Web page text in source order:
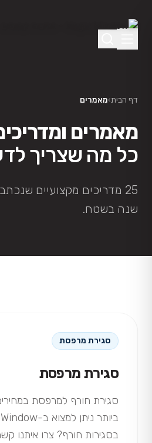
דף הבית›מאמרים
מאמרים
כל מה שצריך
שנה בשטח.
סגירת מרפסת
סגירת מרפסת
סגירת חורף למרפסת
בסגירות חורף? צרו איתנו